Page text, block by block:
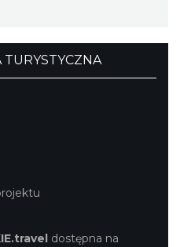
TURYSTYCZNA
dostępna na